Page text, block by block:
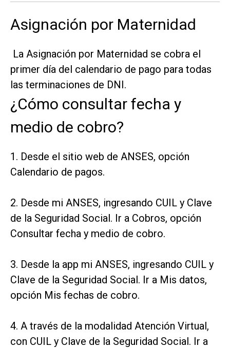
Asignación por Maternidad
La Asignación por Maternidad se cobra el
primer día del calendario de pago para todas
las terminaciones de DNI.
¿Cómo consultar fecha y
medio de cobro?
1. Desde el sitio web de ANSES, opción
Calendario de pagos.
2. Desde mi ANSES, ingresando CUIL y Clave
de la Seguridad Social. Ir a Cobros, opción
Consultar fecha y medio de cobro.
3. Desde la app mi ANSES, ingresando CUIL y
Clave de la Seguridad Social. Ir a Mis datos,
opción Mis fechas de cobro.
4. A través de la modalidad Atención Virtual,
con CUIL y Clave de la Seguridad Social. Ir a